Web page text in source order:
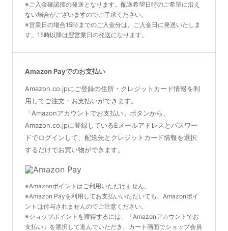
※ご入金確認後の発送となります。配送希望日時のご希望に沿え
ない場合がございますのでご了承ください。
※営業日の場合15時までのご入金分は、ご入金日に発送いたしま
す。15時以降は翌営業日の発送になります。
Amazon Payでのお支払い
Amazon.co.jpにご登録の住所・クレジットカード情報を利
用してご注文・お支払いができます。
「Amazonアカウントでお支払い」ボタンから、
Amazon.co.jpに登録しているEメールアドレスとパスワー
ドでログインして、配送先とクレジットカード情報を選択
するだけでお買い物ができます。
※Amazonポイントはご利用いただけません。
※Amazon Payを利用してお支払いいただいても、Amazonポイ
ントは付与されませんのでご注意ください。
※ショップポイントを獲得するには、「Amazonアカウントでお
支払い」を選択して進んでいただき、カート画面でショップ会員